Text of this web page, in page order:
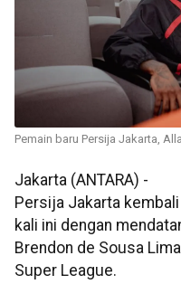
Pemain baru Persija Jakarta,
Jakarta (ANTARA) -
Persija Jakarta
kali ini dengan
Brendon de Sousa
Super League.